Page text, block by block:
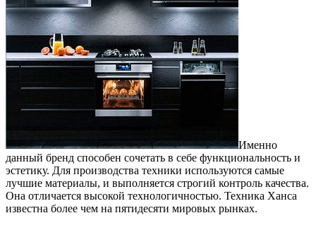
Именно
данный бренд способен сочетать в себе функциональность и
эстетику. Для производства техники используются самые
лучшие материалы, и выполняется строгий контроль качества.
Она отличается высокой технологичностью. Техника Ханса
известна более чем на пятидесяти мировых рынках.